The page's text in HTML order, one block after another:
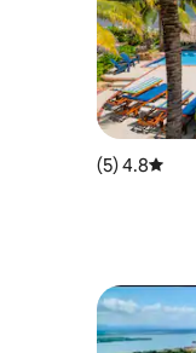
متوسط التقييم 4.8 من 5، 5 مراجعات
4.8 (5)